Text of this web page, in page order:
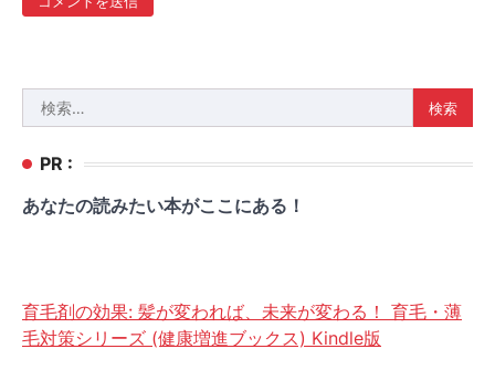
索:
PR :
あなたの読みたい本がここにある！
育毛剤の効果: 髪が変われば、未来が変わる！ 育毛・薄
毛対策シリーズ (健康増進ブックス) Kindle版